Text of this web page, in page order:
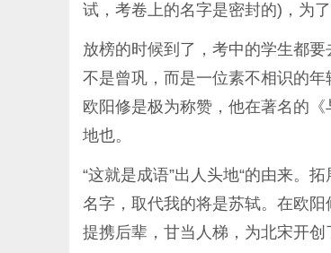
试，考卷上的名字是密封的)，为
放榜的时候到了，考中的学生都
不是曾巩，而是一位素不相识的
欧阳修是极为称赞，他在著名的
地也。
“这就是成语”出人头地“的由来。
名字，取代我的将是苏轼。在欧
提携后辈，甘当人梯，为北宋开创